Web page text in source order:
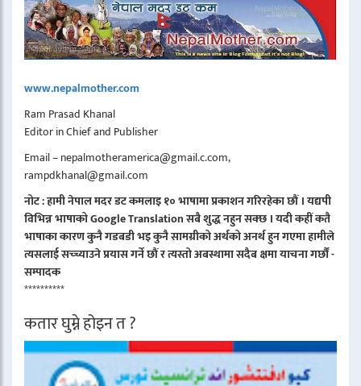
www.nepalmother.com
Ram Prasad Khanal
Editor in Chief and Publisher
Email – nepalmotheramerica@gmail.c.com,
rampdkhanal@gmail.com
नोट : हामी नेपाल मदर डट कमलाइ १० भाषामा प्रकाशन गरिरहेका छौं । यद्यपी
विभिन्न भाषाको Google Translation सबै शुद्ध नहुन सक्छ । यदी कहीं कतै
भाषाका कारण कुनै गडबडी भइ कुनै सामग्रीको अर्थको अनर्थ हुन गएमा हामीले
त्यसलाई सच्च्याउने प्रयास गर्ने छौं र त्यस्तो अबस्थामा सदैब क्षमा याचना गर्छौं -
सम्पादक
**********
कतार घुम्ने होइन त ?